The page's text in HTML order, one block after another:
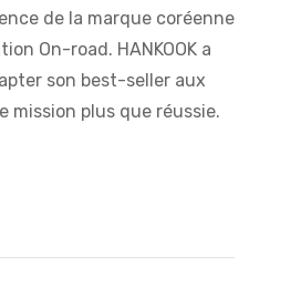
de la marque coréenne
On-road. HANKOOK a
son best-seller aux
mission plus que réussie.